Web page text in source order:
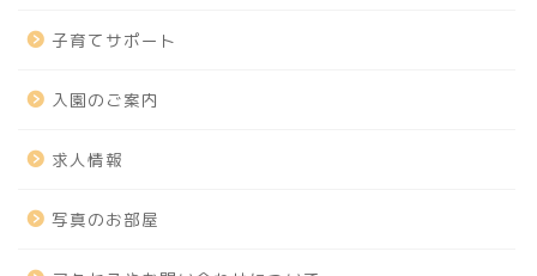
子育てサポート
入園のご案内
求人情報
写真のお部屋